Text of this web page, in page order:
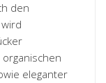
den
eleganter